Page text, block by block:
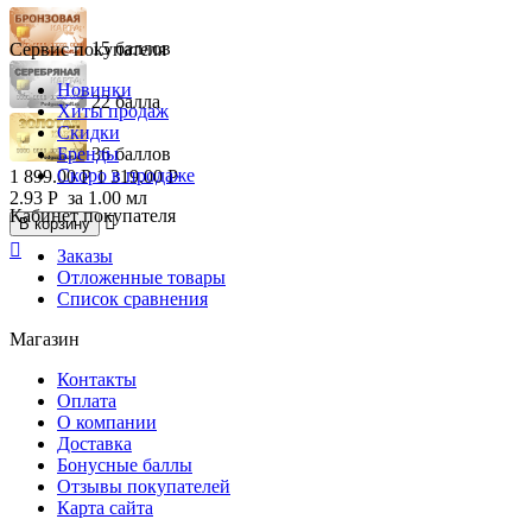
15 баллов
22 балла
36 баллов
1 899.00 Р 1 319.00 Р
2.93 Р за 1.00 мл
В корзину


Сервис покупателя
Новинки
Хиты продаж
Скидки
Бренды
Скоро в продаже
Кабинет покупателя
Заказы
Отложенные товары
Список сравнения
Магазин
Контакты
Оплата
О компании
Доставка
Бонусные баллы
Отзывы покупателей
Карта сайта